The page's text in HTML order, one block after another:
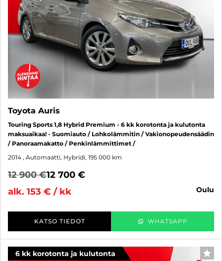
Toyota Auris
Touring Sports 1,8 Hybrid Premium - 6 kk korotonta ja kulutonta
maksuaikaa! - Suomiauto / Lohkolämmitin / Vakionopeudensäädin
/ Panoraamakatto / Penkinlämmittimet /
2014 , Automaatti, Hybridi, 195 000 km
12 900 €12 700 €
alk. 153 € / kk
oulu
KATSO TIEDOT WHATSAPP
6 kk korotonta ja kulutonta